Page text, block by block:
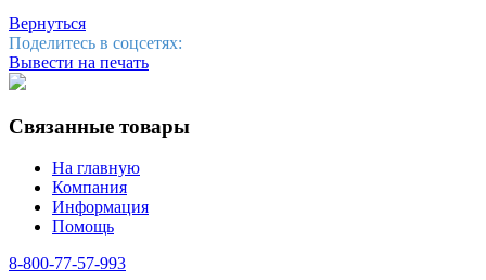
Вернуться
Поделитесь в соцсетях:
Вывести на печать
Связанные товары
На главную
Компания
Информация
Помощь
8-800-77-57-993